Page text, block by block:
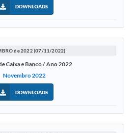
DOWNLOADS
de 2022 (07/11/2022)
Caixa e Banco / Ano 2022
Novembro 2022
DOWNLOADS